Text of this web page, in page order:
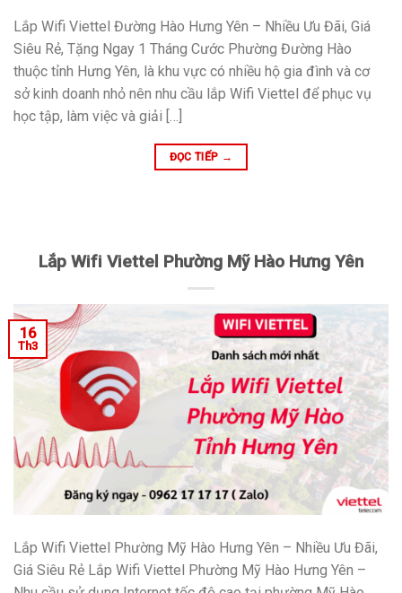
Lắp Wifi Viettel Đường Hào Hưng Yên – Nhiều Ưu Đãi, Giá
Siêu Rẻ, Tặng Ngay 1 Tháng Cước Phường Đường Hào
thuộc tỉnh Hưng Yên, là khu vực có nhiều hộ gia đình và cơ
sở kinh doanh nhỏ nên nhu cầu lắp Wifi Viettel để phục vụ
học tập, làm việc và giải […]
ĐỌC TIẾP →
Lắp Wifi Viettel Phường Mỹ Hào Hưng Yên
16
Th3
Lắp Wifi Viettel Phường Mỹ Hào Hưng Yên – Nhiều Ưu Đãi,
Giá Siêu Rẻ Lắp Wifi Viettel Phường Mỹ Hào Hưng Yên –